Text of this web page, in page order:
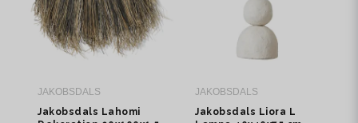
JAKOBSDALS
Jakobsdals Lahomi
JAKOBSDALS
Jakobsdals Liora L